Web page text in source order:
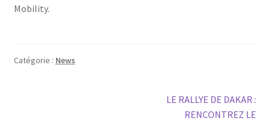
Mobility.
Catégorie : News
Article
suivant :
LE RALLYE DE DAKAR :
RENCONTREZ LE